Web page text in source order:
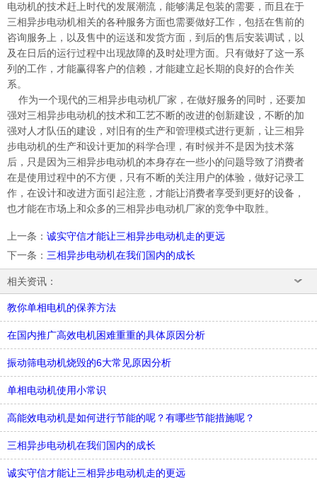
电动机的技术赶上时代的发展潮流，能够满足包装的需要，而且在于
三相异步电动机相关的各种服务方面也需要做好工作，包括在售前的
咨询服务上，以及售中的运送和发货方面，到后的售后安装调试，以
及在日后的运行过程中出现故障的及时处理方面。只有做好了这一系
列的工作，才能赢得客户的信赖，才能建立起长期的良好的合作关
系。
作为一个现代的三相异步电动机厂家，在做好服务的同时，还要加
强对三相异步电动机的技术和工艺不断的改进的创新建设，不断的加
强对人才队伍的建设，对旧有的生产和管理模式进行更新，让三相异
步电动机的生产和设计更加的科学合理，有时候并不是因为技术落
后，只是因为三相异步电动机的本身存在一些小的问题导致了消费者
在是使用过程中的不方便，只有不断的关注用户的体验，做好记录工
作，在设计和改进方面引起注意，才能让消费者享受到更好的设备，
也才能在市场上和众多的三相异步电动机厂家的竞争中取胜。
上一条 ： 诚实守信才能让三相异步电动机走的更远
下一条 ： 三相异步电动机在我们国内的成长
相关资讯：
教你单相电机的保养方法
在国内推广高效电机困难重重的具体原因分析
振动筛电动机烧毁的6大常见原因分析
单相电动机使用小常识
高能效电动机是如何进行节能的呢？有哪些节能措施呢？
三相异步电动机在我们国内的成长
诚实守信才能让三相异步电动机走的更远